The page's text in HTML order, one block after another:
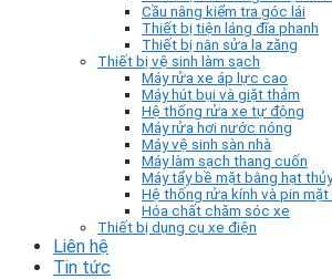
Cầu nâng kiểm tra góc lái
Thiết bị tiện láng đĩa phanh
Thiết bị nắn sửa la zăng
Thiết bị vệ sinh làm sạch
Máy rửa xe áp lực cao
Máy hút bụi và giặt thảm
Hệ thống rửa xe tự động
Máy rửa hơi nước nóng
Máy vệ sinh sàn nhà
Máy làm sạch thang cuốn
Máy tẩy bề mặt bằng hạt
Hệ thống rửa kính và pin
Hóa chất chăm sóc xe
Thiết bị dụng cụ xe điện
Liên hệ
Tin tức